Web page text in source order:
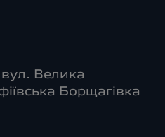
Велика
Борщагівка